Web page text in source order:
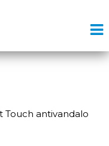
Touch antivandalo